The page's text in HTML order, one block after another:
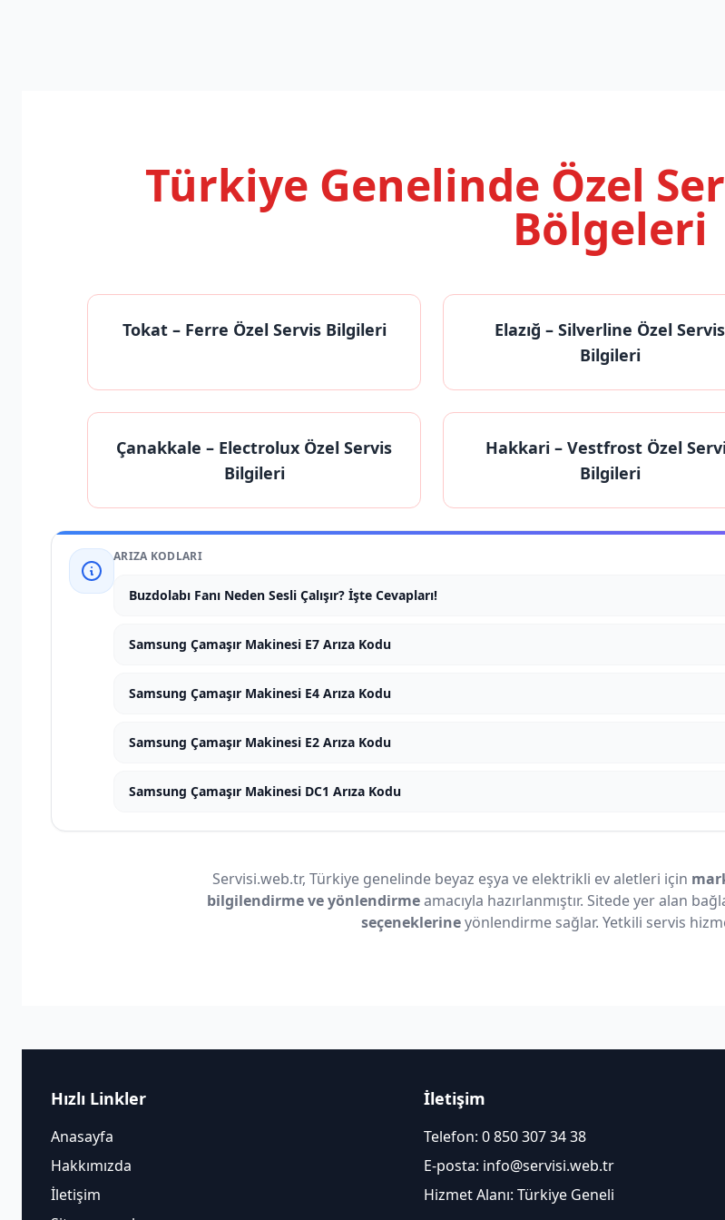
Türkiye Genelinde Özel
Bölgeleri
Tokat– Ferre Özel Servis Bilgileri Elazığ – Silverline Özel Servis
Bilgileri
Çanakkale – Electrolux Özel Servis
Bilgileri
Hakkari– Vestfrost Özel
Bilgileri
ARIZA KODLARI
Buzdolabı Fanı Neden Sesli Çalışır? İşte Cevapları!
Samsung Çamaşır Makinesi E7 Arıza Kodu
Samsung Çamaşır Makinesi E4 Arıza Kodu
Samsung Çamaşır Makinesi E2 Arıza Kodu
Samsung Çamaşır Makinesi DC1 Arıza Kodu
Servisi.web.tr, Türkiye genelinde beyaz eşya ve elektrikli ev aletleri için
bilgilendirme ve yönlendirmeamacıyla hazırlanmıştır. Sitede yer alan
seçeneklerineyönlendirme sağlar. Yetkili servis
Hızlı Linkler
Anasayfa
Hakkımızda
İletişim
İletişim
Telefon: 0 850 307 34 38
E-posta: info@servisi.web.tr
Hizmet Alanı: Türkiye Geneli